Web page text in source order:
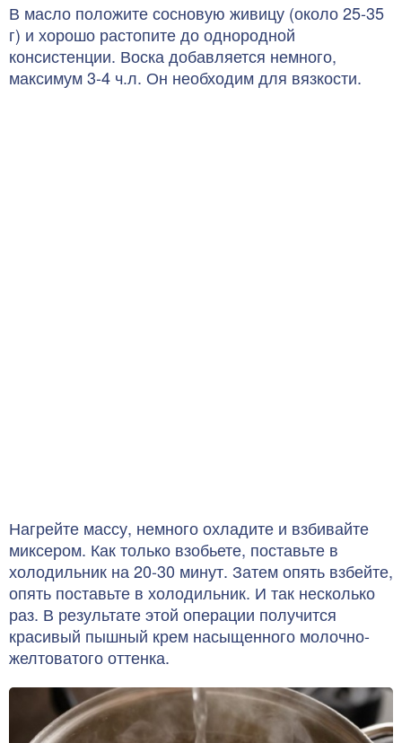
В масло положите сосновую живицу (около 25-35
г) и хорошо растопите до однородной
консистенции. Воска добавляется немного,
максимум 3-4 ч.л. Он необходим для вязкости.
Нагрейте массу, немного охладите и взбивайте
миксером. Как только взобьете, поставьте в
холодильник на 20-30 минут. Затем опять взбейте,
опять поставьте в холодильник. И так несколько
раз. В результате этой операции получится
красивый пышный крем насыщенного молочно-
желтоватого оттенка.